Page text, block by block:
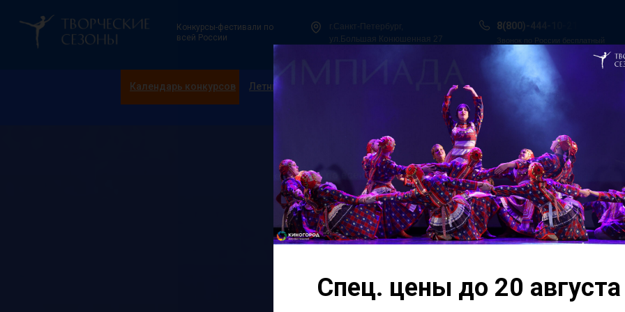
Конкурсы-фестивали по
всей России
Звонок по России бесплатный
г.Санкт-Петербург,
ул.Большая Конюшенная 27
8(800)-444-10-21
Календарь конкурсов
Итоги конкурсов
Всероссийская танцевальная Олимпиада
Летние смены в Сочи
Спец. цены до 20 августа